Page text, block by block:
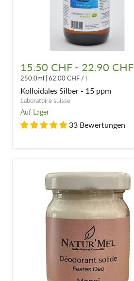
Silber
-
15
ppm
15.50 CHF- 22.90 CHF
250.0ml 62.00 CHF/ l
Kolloidales Silber - 15 ppm
Laboratoire suisse
Auf Lager
33 Bewertungen